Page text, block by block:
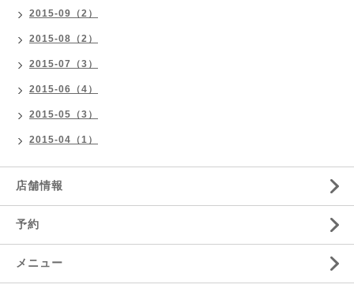
2015-09（2）
2015-08（2）
2015-07（3）
2015-06（4）
2015-05（3）
2015-04（1）
店舗情報
予約
メニュー